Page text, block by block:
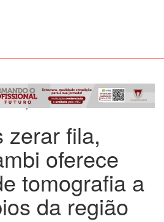
zerar fila,
oferece
tomografia a
da região